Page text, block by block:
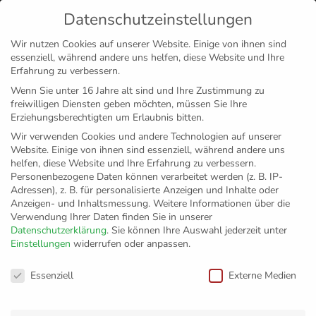
MENÜ
Disclaimer Impressum Datenschutz
Grundschule
Datenschutzeinstellungen
Wir nutzen Cookies auf unserer Website. Einige von ihnen sind
essenziell, während andere uns helfen, diese Website und Ihre
Erfahrung zu verbessern.
Wenn Sie unter 16 Jahre alt sind und Ihre Zustimmung zu
freiwilligen Diensten geben möchten, müssen Sie Ihre
Erziehungsberechtigten um Erlaubnis bitten.
Wir verwenden Cookies und andere Technologien auf unserer
Website. Einige von ihnen sind essenziell, während andere uns
helfen, diese Website und Ihre Erfahrung zu verbessern.
Personenbezogene Daten können verarbeitet werden (z. B. IP-
Adressen), z. B. für personalisierte Anzeigen und Inhalte oder
Anzeigen- und Inhaltsmessung. Weitere Informationen über die
Verwendung Ihrer Daten finden Sie in unserer
Datenschutzerklärung. Sie können Ihre Auswahl jederzeit unter
Einstellungen widerrufen oder anpassen.
Datenschutzeinstellungen
Essenziell Externe Medien